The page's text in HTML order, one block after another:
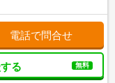
電話で問合せ
る 無料